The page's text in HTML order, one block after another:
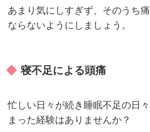
あまり気にしすぎず、そのうち
ならないようにしましょう。
寝不足による頭痛
忙しい日々が続き睡眠不足の日
まった経験はありませんか？